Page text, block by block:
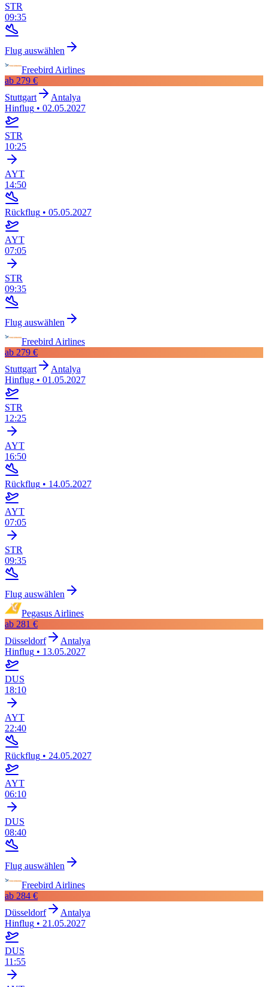
STR
09:35
Flug auswählen
Freebird Airlines
ab 279 €
Stuttgart
Antalya
Hinflug • 02.05.2027
STR
10:25
AYT
14:50
Rückflug • 05.05.2027
AYT
07:05
STR
09:35
Flug auswählen
Freebird Airlines
ab 279 €
Stuttgart
Antalya
Hinflug • 01.05.2027
STR
12:25
AYT
16:50
Rückflug • 14.05.2027
AYT
07:05
STR
09:35
Flug auswählen
Pegasus Airlines
ab 281 €
Düsseldorf
Antalya
Hinflug • 13.05.2027
DUS
18:10
AYT
22:40
Rückflug • 24.05.2027
AYT
06:10
DUS
08:40
Flug auswählen
Freebird Airlines
ab 284 €
Düsseldorf
Antalya
Hinflug • 21.05.2027
DUS
11:55